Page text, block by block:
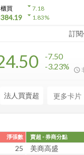
櫃買
384.19
arrow_drop_down7.18
arrow_drop_down1.83%
訂
-7.50
-3.23%
法人買賣超
淨張數
25
賣超 - 券商分點
美商高盛